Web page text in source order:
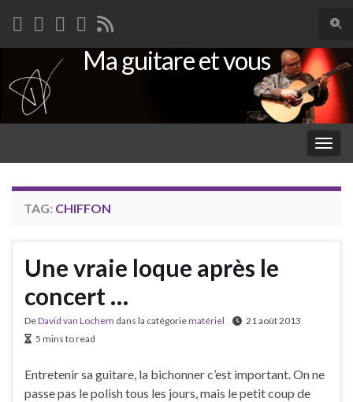
Search for:
Ma guitare et vous
TAG: CHIFFON
Une vraie loque après le
concert …
DeDavid van Lochem dans la catégoriematériel
21 août 2013
5 mins to read
Entretenir sa guitare, la bichonner c’est important. On ne
passe pas le polish tous les jours, mais le petit coup de